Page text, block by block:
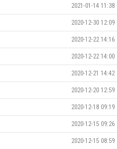
2021-01-14 11:38
2020-12-30 12:09
2020-12-22 14:16
2020-12-22 14:00
2020-12-21 14:42
2020-12-20 12:59
2020-12-18 09:19
2020-12-15 09:26
2020-12-15 08:59